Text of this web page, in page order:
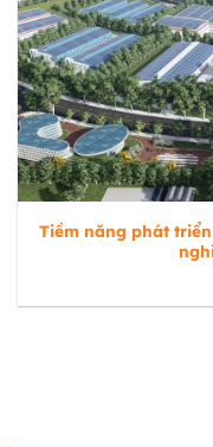
Tiềm năng phát